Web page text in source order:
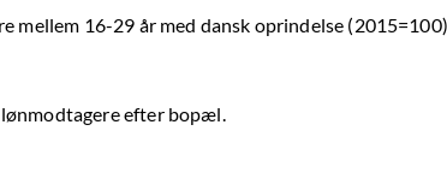
mellem 16-29 år med dansk oprindelse
efter bopæl.